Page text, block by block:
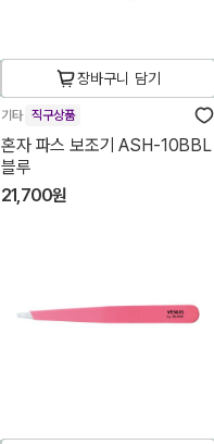
장바구니 담기
기타 직구상품
혼자 파스 보조기 ASH-10BBL
블루
21,700원